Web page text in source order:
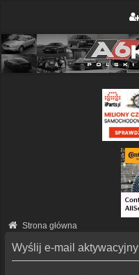
Strona główna
Wyślij e-mail aktywacyjny